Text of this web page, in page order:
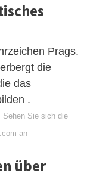
Prags.
die
das
.
Sehen Sie sich die
an
über